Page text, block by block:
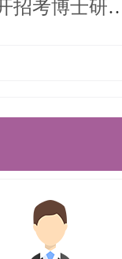
拟录取名单公示